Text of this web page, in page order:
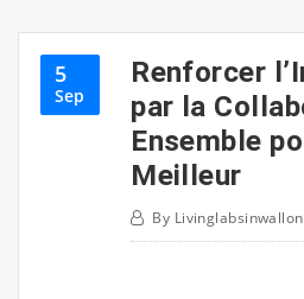
5
Sep
Renforcer
par la
Ensemble
Meilleur
By